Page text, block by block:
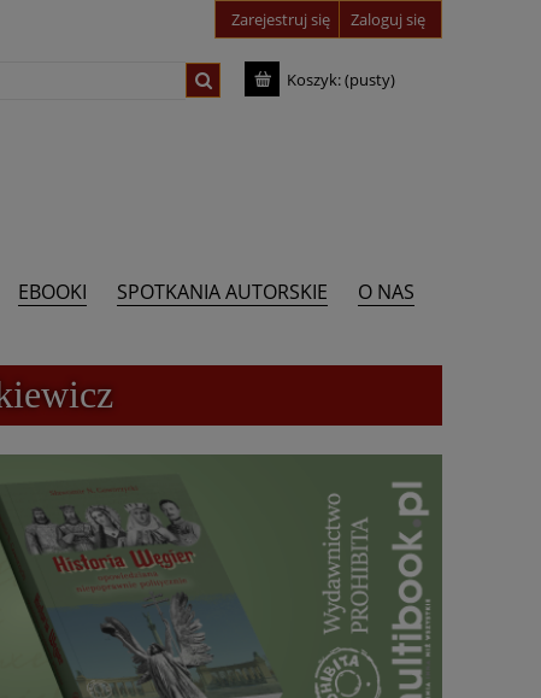
Zarejestruj się Zaloguj się
Koszyk:(pusty)
EBOOKI SPOTKANIA AUTORSKIE
O NAS